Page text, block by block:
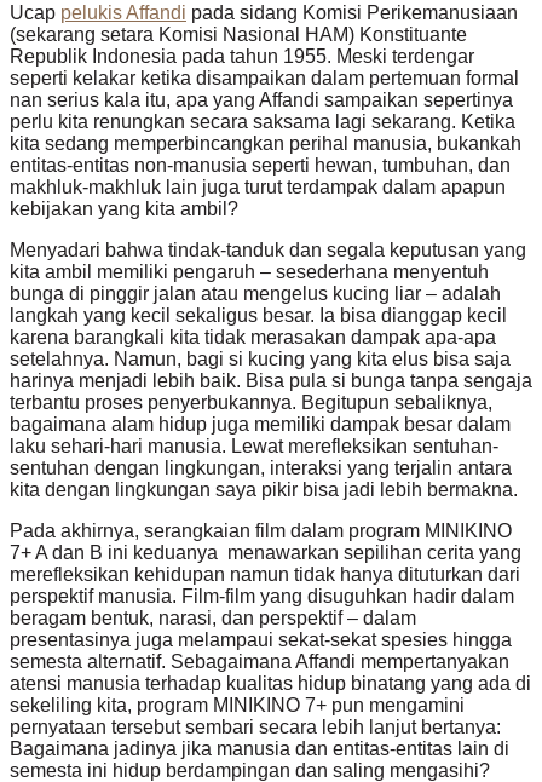
Ucap pelukis Affandi pada sidang Komisi Perikemanusiaan
(sekarang setara Komisi Nasional HAM) Konstituante
Republik Indonesia pada tahun 1955. Meski terdengar
seperti kelakar ketika disampaikan dalam pertemuan formal
nan serius kala itu, apa yang Affandi sampaikan sepertinya
perlu kita renungkan secara saksama lagi sekarang. Ketika
kita sedang memperbincangkan perihal manusia, bukankah
entitas-entitas non-manusia seperti hewan, tumbuhan, dan
makhluk-makhluk lain juga turut terdampak dalam apapun
kebijakan yang kita ambil?
Menyadari bahwa tindak-tanduk dan segala keputusan yang
kita ambil memiliki pengaruh – sesederhana menyentuh
bunga di pinggir jalan atau mengelus kucing liar – adalah
langkah yang kecil sekaligus besar. Ia bisa dianggap kecil
karena barangkali kita tidak merasakan dampak apa-apa
setelahnya. Namun, bagi si kucing yang kita elus bisa saja
harinya menjadi lebih baik. Bisa pula si bunga tanpa sengaja
terbantu proses penyerbukannya. Begitupun sebaliknya,
bagaimana alam hidup juga memiliki dampak besar dalam
laku sehari-hari manusia. Lewat merefleksikan sentuhan-
sentuhan dengan lingkungan, interaksi yang terjalin antara
kita dengan lingkungan saya pikir bisa jadi lebih bermakna.
Pada akhirnya, serangkaian film dalam program MINIKINO
7+ A dan B ini keduanya menawarkan sepilihan cerita yang
merefleksikan kehidupan namun tidak hanya dituturkan dari
perspektif manusia. Film-film yang disuguhkan hadir dalam
beragam bentuk, narasi, dan perspektif – dalam
presentasinya juga melampaui sekat-sekat spesies hingga
semesta alternatif. Sebagaimana Affandi mempertanyakan
atensi manusia terhadap kualitas hidup binatang yang ada di
sekeliling kita, program MINIKINO 7+ pun mengamini
pernyataan tersebut sembari secara lebih lanjut bertanya:
Bagaimana jadinya jika manusia dan entitas-entitas lain di
semesta ini hidup berdampingan dan saling mengasihi?